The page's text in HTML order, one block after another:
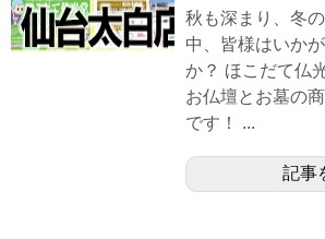
秋も深まり、冬
中、皆様はいか
か？ ほこだて仏
お仏壇とお墓の
です！ ...
記事